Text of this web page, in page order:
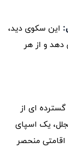
این سکوی دید،
می دهد و از هر
طیف گسترده ای از
یک اسپای
اقامتی منحصر